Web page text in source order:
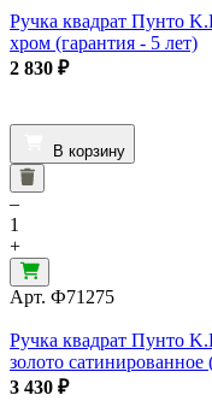
Ручка квадрат Пунто
хром (гарантия - 5 лет)
2 830 ₽
В корзину
–
1
+
Арт. Ф71275
Ручка квадрат Пунто
золото сатинированное
3 430 ₽